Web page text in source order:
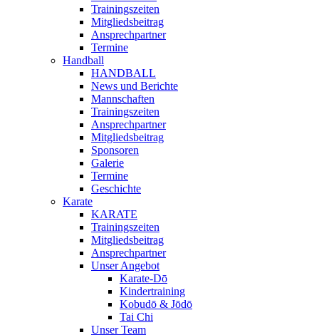
Trainingszeiten
Mitgliedsbeitrag
Ansprechpartner
Termine
Handball
HANDBALL
News und Berichte
Mannschaften
Trainingszeiten
Ansprechpartner
Mitgliedsbeitrag
Sponsoren
Galerie
Termine
Geschichte
Karate
KARATE
Trainingszeiten
Mitgliedsbeitrag
Ansprechpartner
Unser Angebot
Karate-Dō
Kindertraining
Kobudō & Jōdō
Tai Chi
Unser Team